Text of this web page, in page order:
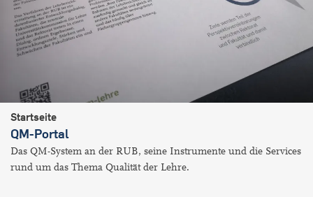
Startseite
QM-Portal
Das QM-System an der RUB, seine Instrumente und die Services
rund um das Thema Qualität der Lehre.